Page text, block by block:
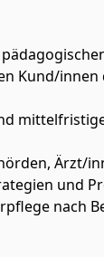
Kund/innen
Ärzt/
und
nach